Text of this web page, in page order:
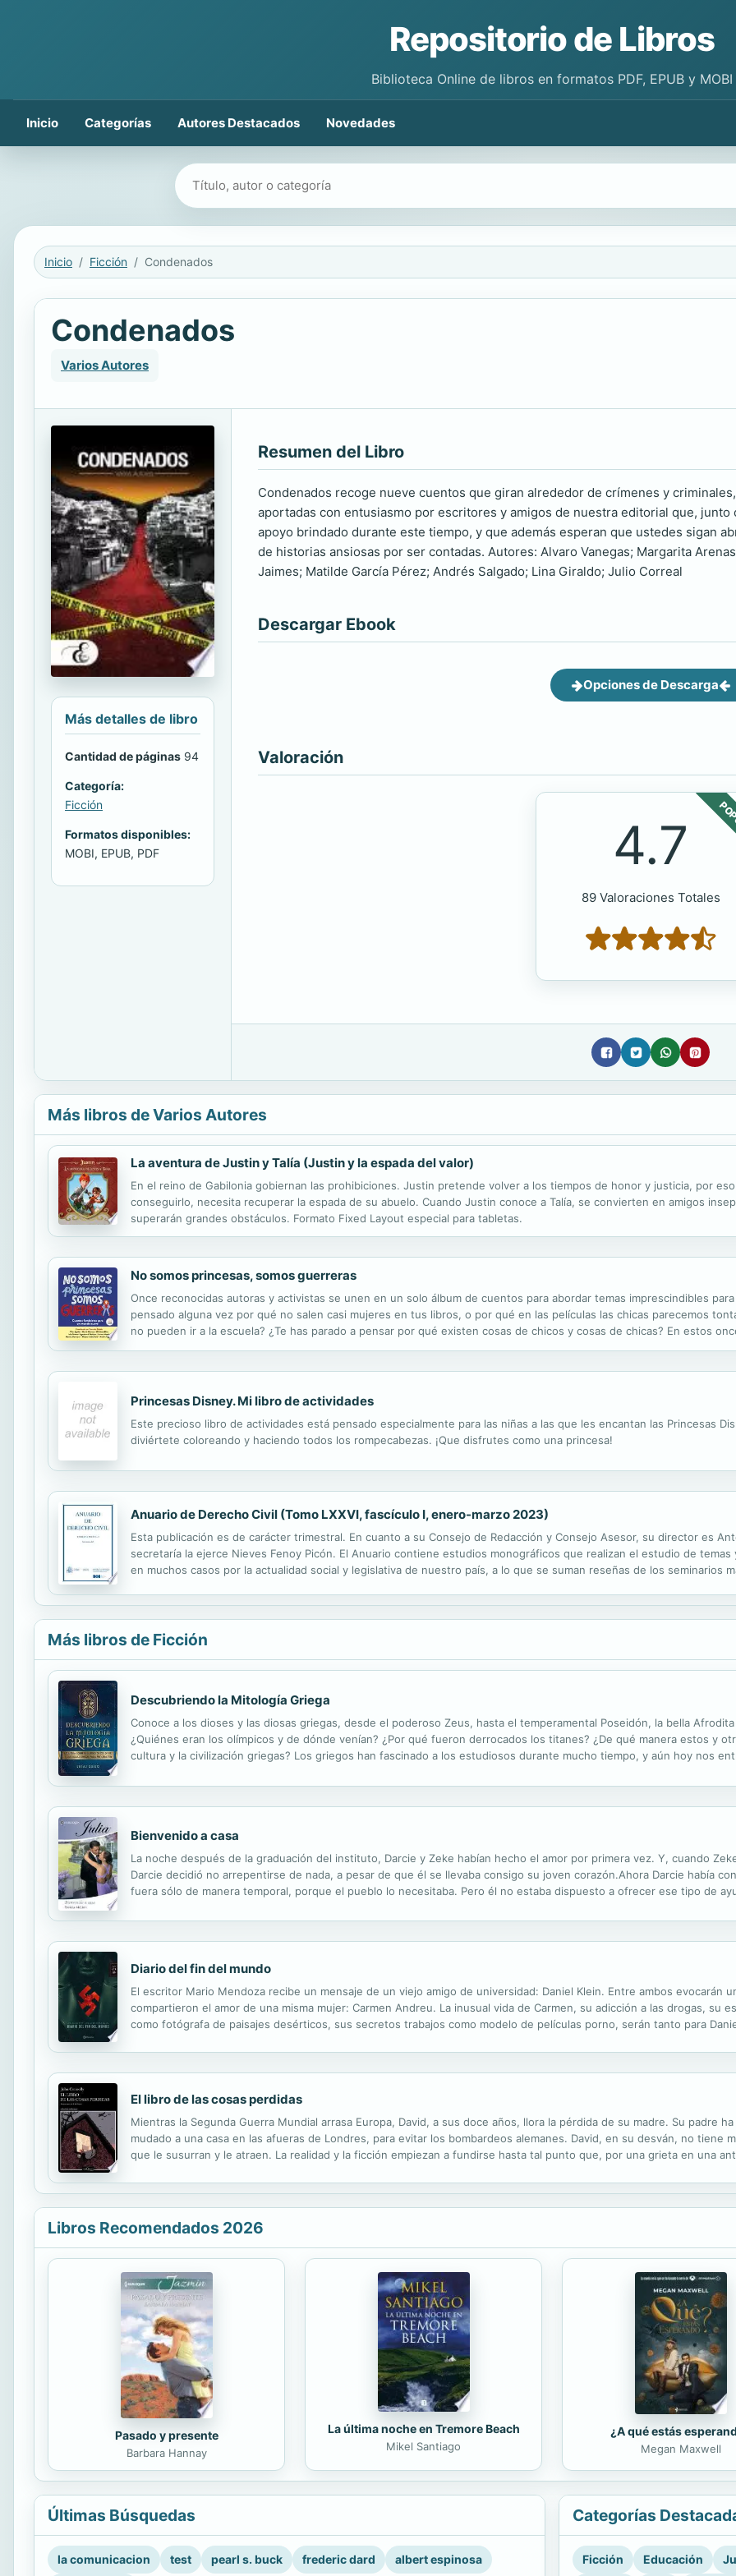
Repositorio de Libros
Biblioteca Online de libros en formatos PDF, EPUB y MOBI
Inicio Categorías Autores Destacados Novedades
Buscar libros
Inicio Ficción Condenados
Condenados
Varios Autores
Más detalles de libro
Cantidad de páginas 94
Categoría:
Ficción
Formatos disponibles:
MOBI, EPUB, PDF
Resumen del Libro
Condenados recoge nueve cuentos que giran alrededor de crímenes y
aportadas con entusiasmo por escritores y amigos de nuestra editorial que,
apoyo brindado durante este tiempo, y que además esperan que ustedes sigan
de historias ansiosas por ser contadas. Autores: Alvaro Vanegas; Margarita
Jaimes; Matilde García Pérez; Andrés Salgado; Lina Giraldo; Julio Correal
Descargar Ebook
Opciones de Descarga
Valoración
4.7
89 Valoraciones Totales
Más libros de Varios Autores
La aventura de Justin y Talía (Justin y la espada del valor)
En el reino de Gabilonia gobiernan las prohibiciones. Justin pretende volver a los tiempos de honor y justicia, por
conseguirlo, necesita recuperar la espada de su abuelo. Cuando Justin conoce a Talía, se convierten en amigos
superarán grandes obstáculos. Formato Fixed Layout especial para tabletas.
No somos princesas, somos guerreras
Once reconocidas autoras y activistas se unen en un solo álbum de cuentos para abordar temas imprescindibles
pensado alguna vez por qué no salen casi mujeres en tus libros, o por qué en las películas las chicas parecemos
no pueden ir a la escuela? ¿Te has parado a pensar por qué existen cosas de chicos y cosas de chicas? En estos
las protagonistas no somos princesas, sino las guerreras que este mundo necesita. Con cuentos de: Towanda
Princesas Disney. Mi libro de actividades
Este precioso libro de actividades está pensado especialmente para las niñas a las que les encantan las Princesas
diviértete coloreando y haciendo todos los rompecabezas. ¡Que disfrutes como una princesa!
Anuario de Derecho Civil (Tomo LXXVI, fascículo I, enero-marzo 2023)
Esta publicación es de carácter trimestral. En cuanto a su Consejo de Redacción y Consejo Asesor, su director es
secretaría la ejerce Nieves Fenoy Picón. El Anuario contiene estudios monográficos que realizan el estudio de
en muchos casos por la actualidad social y legislativa de nuestro país, a lo que se suman reseñas de los seminarios
Más libros de Ficción
Descubriendo la Mitología Griega
Conoce a los dioses y las diosas griegas, desde el poderoso Zeus, hasta el temperamental Poseidón, la bella
¿Quiénes eran los olímpicos y de dónde venían? ¿Por qué fueron derrocados los titanes? ¿De qué manera estos y
cultura y la civilización griegas? Los griegos han fascinado a los estudiosos durante mucho tiempo, y aún hoy nos
Bienvenido a casa
La noche después de la graduación del instituto, Darcie y Zeke habían hecho el amor por primera vez. Y, cuando
Darcie decidió no arrepentirse de nada, a pesar de que él se llevaba consigo su joven corazón.Ahora Darcie había
fuera sólo de manera temporal, porque el pueblo lo necesitaba. Pero él no estaba dispuesto a ofrecer ese tipo de
Diario del fin del mundo
El escritor Mario Mendoza recibe un mensaje de un viejo amigo de universidad: Daniel Klein. Entre ambos evocarán
compartieron el amor de una misma mujer: Carmen Andreu. La inusual vida de Carmen, su adicción a las drogas, su
como fotógrafa de paisajes desérticos, sus secretos trabajos como modelo de películas porno, serán tanto para
El libro de las cosas perdidas
Mientras la Segunda Guerra Mundial arrasa Europa, David, a sus doce años, llora la pérdida de su madre. Su padre
mudado a una casa en las afueras de Londres, para evitar los bombardeos alemanes. David, en su desván, no tiene
que le susurran y le atraen. La realidad y la ficción empiezan a fundirse hasta tal punto que, por una grieta en una
Libros Recomendados 2026
Pasado y presente
Barbara Hannay
La última noche en Tremore Beach
Mikel Santiago
¿A qué estás
Megan Maxwell
Últimas Búsquedas
la comunicacion test pearl s. buck frederic dard albert espinosa
Categorías
Ficción Educación